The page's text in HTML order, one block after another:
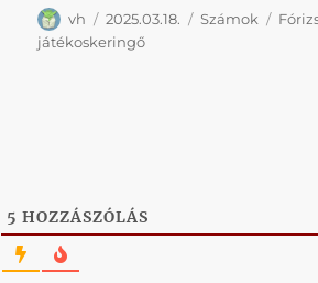
Szerző
vh Közzétéve
2025.03.18. Kategória
Számok
játékoskeringő
5 HOZZÁSZÓLÁS